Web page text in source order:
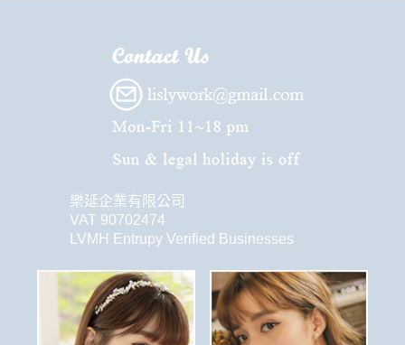
樂延企業有限公司
VAT 90702474
LVMH Entrupy Verified Businesses